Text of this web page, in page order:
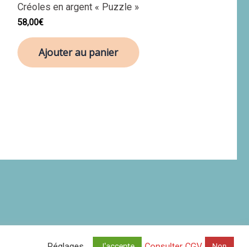
Créoles en argent « Puzzle »
58,00€
Ajouter au panier